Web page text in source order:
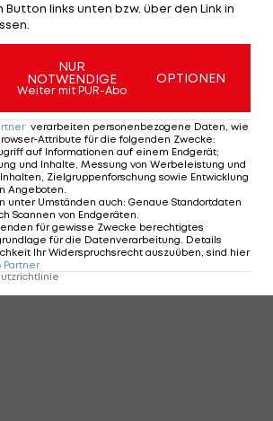
links unten bzw. über den Link in
NUR
NOTWENDIGE
Weiter mit PUR-Abo
OPTIONEN
verarbeiten personenbezogene Daten, wie
Attribute für die folgenden Zwecke:
auf Informationen auf einem Endgerät;
und Inhalte, Messung von Werbeleistung und
Zielgruppenforschung sowie Entwicklung
Angeboten.
unter Umständen auch: Genaue Standortdaten
Scannen von Endgeräten.
für gewisse Zwecke berechtigtes
für die Datenverarbeitung. Details
Ihr Widerspruchsrecht auszuüben, sind hier
Partner